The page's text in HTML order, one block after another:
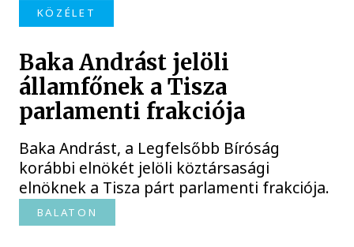
KÖZÉLET
Baka Andrást jelöli
államfőnek a Tisza
parlamenti frakciója
Baka Andrást, a Legfelsőbb Bíróság
korábbi elnökét jelöli köztársasági
elnöknek a Tisza párt parlamenti frakciója.
BALATON